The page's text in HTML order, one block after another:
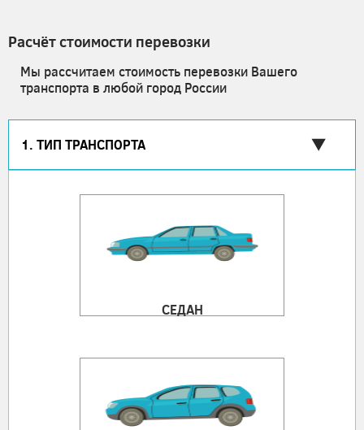
Расчёт стоимости перевозки
Мы рассчитаем стоимость перевозки Вашего
транспорта в любой город России
1. ТИП ТРАНСПОРТА
СЕДАН